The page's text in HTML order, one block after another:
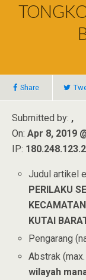
Share
Submitted by: ,
On: Apr 8, 2019
IP:
Judul artikel
PERILAKU
KUTAI
Pengarang
Abstrak
wilayah